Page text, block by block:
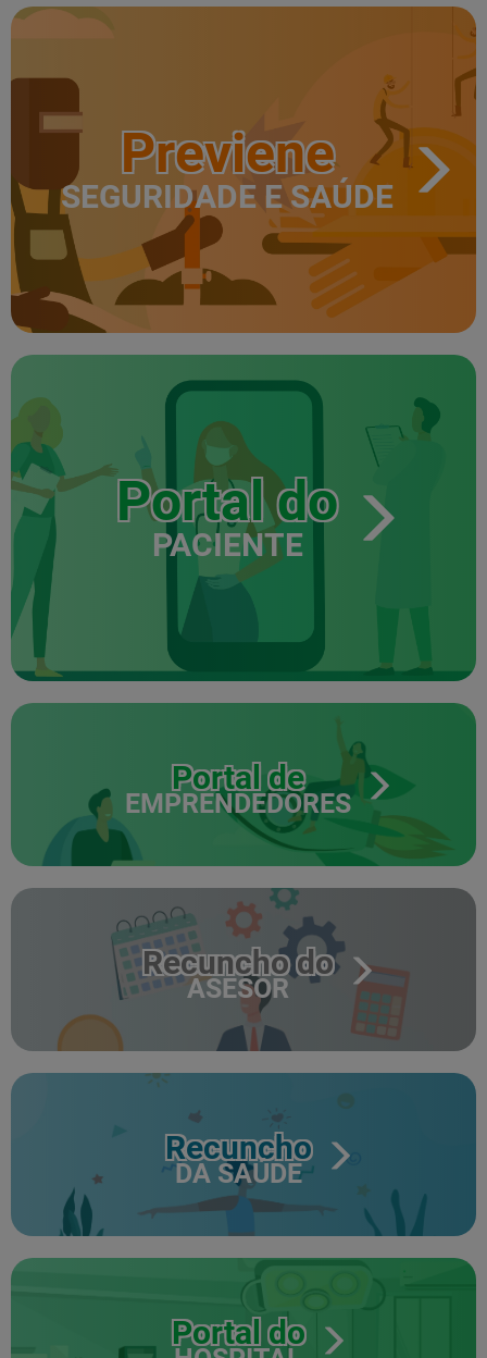
Previene
SEGURIDADE E SAÚDE
Portal do
PACIENTE
Portal de
EMPRENDEDORES
Recuncho do
ASESOR
Recuncho
DA SAÚDE
Portal do